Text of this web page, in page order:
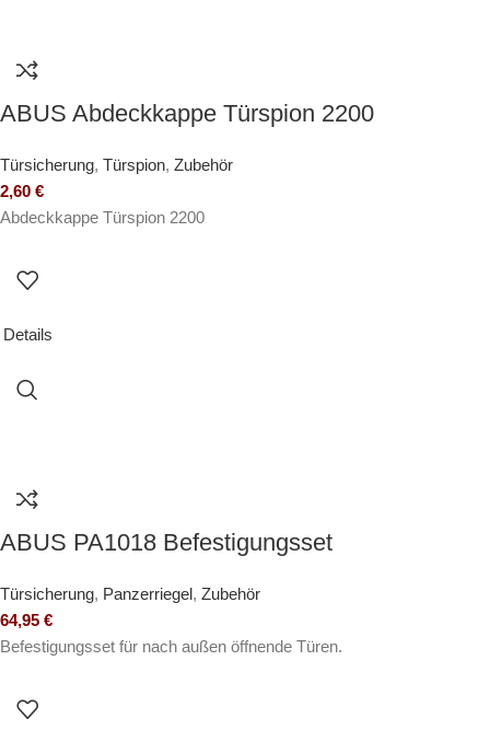
ABUS Abdeckkappe Türspion 2200
Türsicherung, Türspion, Zubehör
2,60 €
Abdeckkappe Türspion 2200
Details
ABUS PA1018 Befestigungsset
Türsicherung, Panzerriegel, Zubehör
64,95 €
Befestigungsset für nach außen öffnende Türen.